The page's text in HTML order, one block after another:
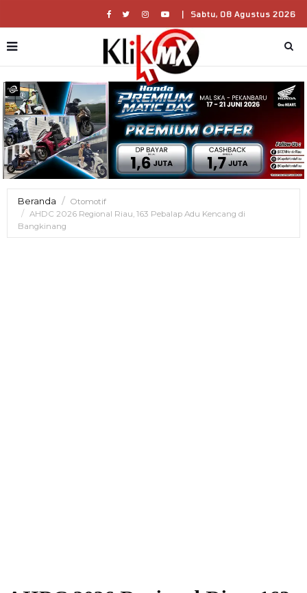
| Sabtu, 08 Agustus 2026
Beranda
Otomotif
AHDC 2026 Regional Riau, 163 Pebalap Adu Kencang di
Bangkinang